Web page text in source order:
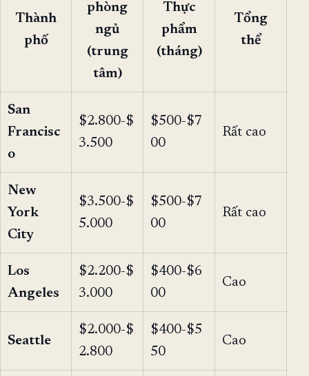
Thành
phố
phòng
ngủ
(trung
tâm)
Thực
phẩm
(tháng)
Tổng
thể
San
Francisc
o
$2.800-$
3.500
$500-$7
00
Rất cao
New
York
City
$3.500-$
5.000
$500-$7
00
Rất cao
Los
Angeles
$2.200-$
3.000
$400-$6
00
Cao
Seattle
$2.000-$
2.800
$400-$5
50
Cao